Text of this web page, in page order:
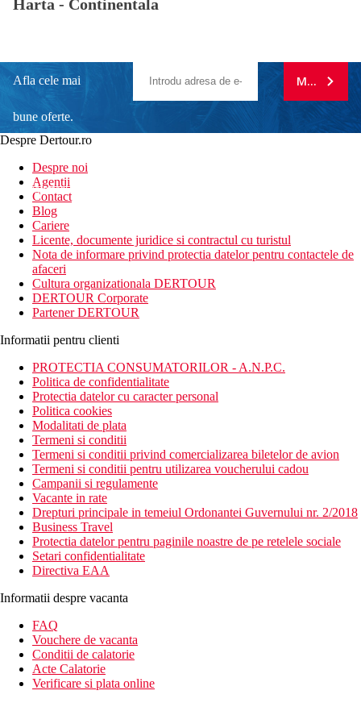
Harta - Continentala
Afla cele mai
bune oferte.
newsletter!
MA
Despre Dertour.ro
Despre noi
Agentii
Contact
Blog
Cariere
Licente, documente juridice si contractul cu turistul
Nota de informare privind protectia datelor pentru contactele de
afaceri
Cultura organizationala DERTOUR
DERTOUR Corporate
Partener DERTOUR
Informatii pentru clienti
PROTECTIA CONSUMATORILOR - A.N.P.C.
Politica de confidentialitate
Protectia datelor cu caracter personal
Politica cookies
Modalitati de plata
Termeni si conditii
Termeni si conditii privind comercializarea biletelor de avion
Termeni si conditii pentru utilizarea voucherului cadou
Campanii si regulamente
Vacante in rate
Drepturi principale in temeiul Ordonantei Guvernului nr. 2/2018
Business Travel
Protectia datelor pentru paginile noastre de pe retelele sociale
Setari confidentialitate
Directiva EAA
Informatii despre vacanta
FAQ
Vouchere de vacanta
Conditii de calatorie
Acte Calatorie
Verificare si plata online